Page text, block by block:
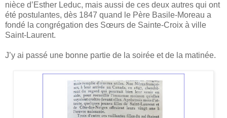
nièce d’Esther Leduc, mais aussi de ces deux autres qui ont
été postulantes, dès 1847 quand le Père Basile-Moreau a
fondé la congrégation des Sœurs de Sainte-Croix à ville
Saint-Laurent.
J’y ai passé une bonne partie de la soirée et de la matinée.